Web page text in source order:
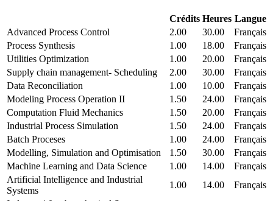
Crédits Heures Langue
Advanced Process Control
2.00 30.00
Français
Process Synthesis
1.00 18.00
Français
Utilities Optimization
1.00 20.00
Français
Supply chain management- Scheduling
2.00 30.00
Français
Data Reconciliation
1.00 10.00
Français
Modeling Process Operation II
1.50 24.00
Français
Computation Fluid Mechanics
1.50 20.00
Français
Industrial Process Simulation
1.50 24.00
Français
Batch Proceses
1.00 24.00
Français
Modelling, Simulation and Optimisation
1.50 30.00
Français
Machine Learning and Data Science
1.00 14.00
Français
Artificial Intelligence and Industrial
Systems
1.00 14.00
Français